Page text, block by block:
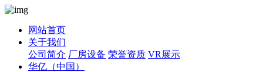
网站首页
关于我们
公司简介 厂房设备 荣誉资质 VR展示
华亿（中国）